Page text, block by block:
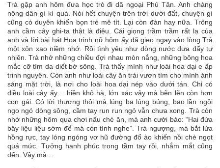
Trà gặp anh hôm đưa học trò đi dã ngoại Phú Tân. Anh chàng
nông dân gì kì quá. Nói hết chuyện trên trời dưới đất, chuyện gì
cũng có duyên khiến bọn trẻ mê tít. Lại còn đàn hay nữa. Trông
anh cầm cây ghi-ta thật là điệu. Cái giọng trầm trầm rất lạ của
anh và lời bài hát Hoa trinh nữ hôm ấy đã gieo ngay vào lòng Trà
một xôn xao niềm nhớ. Rồi tình yêu như dòng nước đưa đẩy tự
nhiên. Trà nhớ những chiều đợi nhau mòn nắng, những bông hoa
mắc cỡ tím da diết bờ sông. Trà thấy mình như loài hoa dại e ấp
trinh nguyên. Còn anh như loài cây ăn trái vươn tìm cho mình ánh
sáng mặt trời, là nơi cho loài hoa dại nép vào dưới tán. Chỉ có
điều loài cây ấy… hiền khô hà, lớn xác vậy mà bẽn lẽn còn hơn
con gái. Có lời thương thôi mà lúng ba lúng búng, bao lần ngồi
ngo ngó dòng sông, cầm tay run run ngỏ vẫn chưa xong. Trà còn
nhớ những hôm qua chơi nấu chè ăn, má anh cười bảo: “Hai đứa
bây liệu liệu sớm để má còn tính nghe”. Trà ngượng, má bắt lửa
hồng rực, tay lóng ngóng vơ hũ đường đổ ào khiến nồi chè ngọt
quá mức. Tưởng hạnh phúc trong tầm tay rồi, nhắm mắt cũng
đến. Vậy mà…